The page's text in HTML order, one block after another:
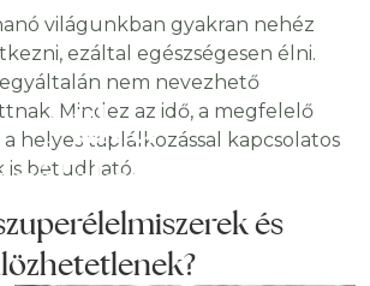
Mik a
világunkban gyakran nehéz
ezáltal egészségesen élni.
nem nevezhető
Mindez az idő, a megfelelő
helyes táplálkozással kapcsolatos
is betudható.
és